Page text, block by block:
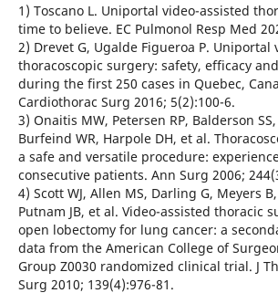
1) Toscano L. Uniportal video-assisted
time to believe. EC Pulmonol Resp Med
2) Drevet G, Ugalde Figueroa P. Uniportal
thoracoscopic surgery: safety, efficacy
during the first 250 cases in Quebec,
Cardiothorac Surg 2016; 5(2):100-6.
3) Onaitis MW, Petersen RP, Balderson SS,
Burfeind WR, Harpole DH, et al.
a safe and versatile procedure:
consecutive patients. Ann Surg 2006;
4) Scott WJ, Allen MS, Darling G, Meyers
Putnam JB, et al. Video-assisted thoracic
open lobectomy for lung cancer: a
data from the American College of
Group Z0030 randomized clinical trial. J
Surg 2010; 139(4):976-81.